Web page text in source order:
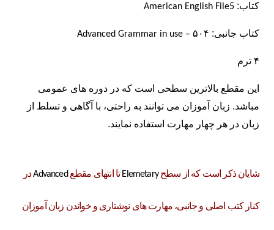
کتاب: American English File5
کتاب جانبی: Advanced Grammar in use – ۵۰۴
۴ ترم
این مقطع بالاترین سطحی است که در دوره های عمومی
مباشد. زبان آموزان می توانند به راحتی، با آگاهی و تسلط از
زبان در هر چهار مهارت استفاده نمایند.
شایان ذکر است که از سطحElemetary تا انتهای مقطعAdvancedدر
کنار کتب اصلی و جانبی، مهارت های نوشتاری و خواندن زبان آموزان